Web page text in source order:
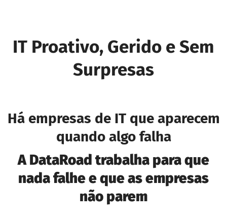
IT Proativo, Gerido e Sem
Surpresas
Há empresas de IT que aparecem
quando algo falha
A DataRoad trabalha para que
nada falhe e que as empresas
não parem